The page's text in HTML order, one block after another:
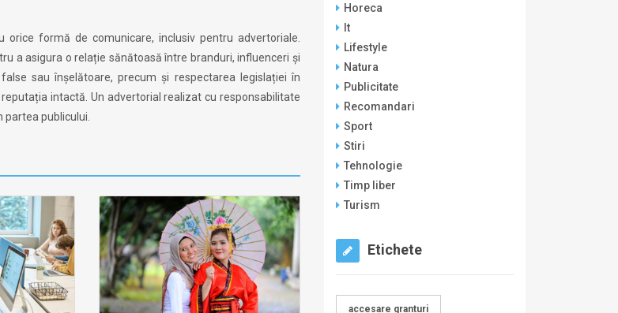
orice formă de comunicare, inclusiv pentru advertoriale.
a asigura o relație sănătoasă între branduri, influenceri și
sau înșelătoare, precum și respectarea legislației în
intactă. Un advertorial realizat cu responsabilitate
partea publicului.
Horeca
It
Lifestyle
Natura
Publicitate
Recomandari
Sport
Stiri
Tehnologie
Timp liber
Turism
Etichete
accesare granturi